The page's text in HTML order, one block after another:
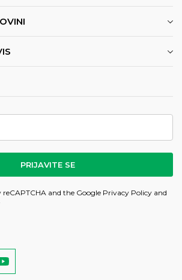
PRIJAVITE SE
reCAPTCHA and the Google Privacy Policy and